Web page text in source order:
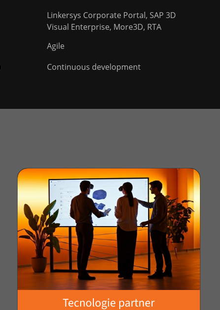
Linkersys Corporate Portal, SAP 3D
Visual Enterprise, More3D, RTA
Agile
Continuous development
Tecnologie partner